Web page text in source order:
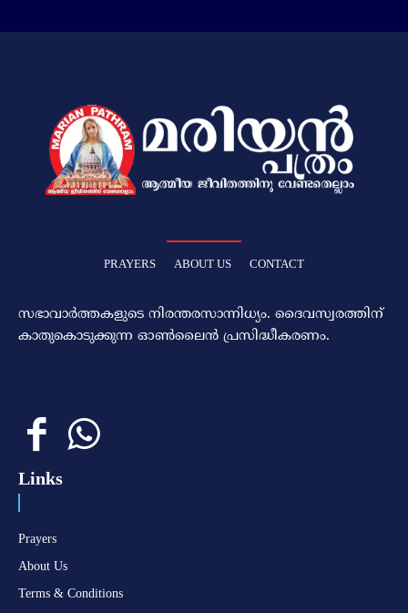
PRAYERS ABOUT US CONTACT
സഭാവാര്‍ത്തകളുടെ നിരന്തരസാന്നിധ്യം. ദൈവസ്വരത്തിന്‌
കാതുകൊടുക്കുന്ന ഓണ്‍ലൈന്‍ പ്രസിദ്ധീകരണം.
Links
Prayers
About Us
Terms & Conditions